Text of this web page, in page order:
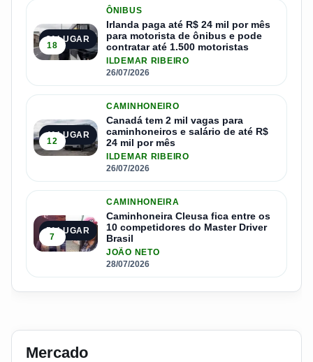
3º LUGAR
18
ÔNIBUS
Irlanda paga até R$ 24 mil por mês
para motorista de ônibus e pode
contratar até 1.500 motoristas
ILDEMAR RIBEIRO
26/07/2026
4º LUGAR
12
CAMINHONEIRO
Canadá tem 2 mil vagas para
caminhoneiros e salário de até R$
24 mil por mês
ILDEMAR RIBEIRO
26/07/2026
5º LUGAR
7
CAMINHONEIRA
Caminhoneira Cleusa fica entre os
10 competidores do Master Driver
Brasil
JOÃO NETO
28/07/2026
Mercado